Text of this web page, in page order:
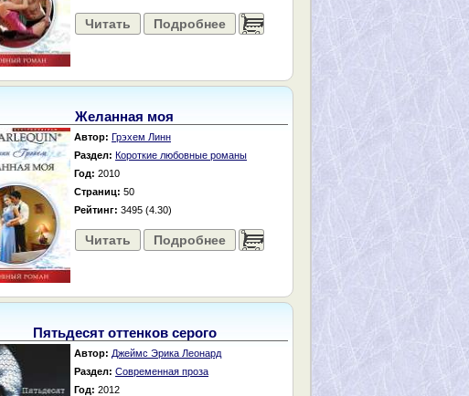
Читать Подробнее ......
Желанная моя
Автор: Грэхем Линн
Раздел: Короткие любовные романы
Год: 2010
Страниц: 50
Рейтинг: 3495 (4.30)
Читать Подробнее ......
Пятьдесят оттенков серого
Автор: Джеймс Эрика Леонард
Раздел: Современная проза
Год: 2012